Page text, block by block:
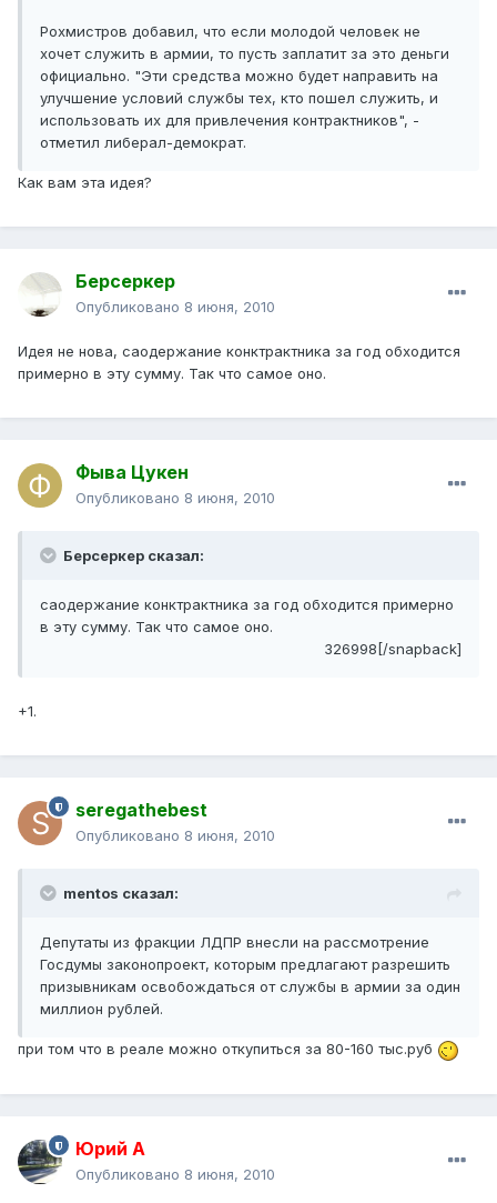
Рохмистров добавил, что если молодой человек не
хочет служить в армии, то пусть заплатит за это деньги
официально. "Эти средства можно будет направить на
улучшение условий службы тех, кто пошел служить, и
использовать их для привлечения контрактников", -
отметил либерал-демократ.
Как вам эта идея?
Берсеркер
Опубликовано 8 июня, 2010
Идея не нова, саодержание конктрактника за год обходится
примерно в эту сумму. Так что самое оно.
Фыва Цукен
Опубликовано 8 июня, 2010
Берсеркер сказал:
саодержание конктрактника за год обходится примерно
в эту сумму. Так что самое оно.
326998[/snapback]
+1.
seregathebest
Опубликовано 8 июня, 2010
mentos сказал:
Депутаты из фракции ЛДПР внесли на рассмотрение
Госдумы законопроект, которым предлагают разрешить
призывникам освобождаться от службы в армии за один
миллион рублей.
при том что в реале можно откупиться за 80-160 тыс.руб
Юрий А
Опубликовано 8 июня, 2010